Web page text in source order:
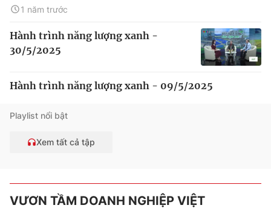
1 năm trước
Hành trình năng lượng xanh -
30/5/2025
Hành trình năng lượng xanh - 09/5/2025
Playlist nổi bật
Xem tất cả tập
VƯƠN TẦM DOANH NGHIỆP VIỆT